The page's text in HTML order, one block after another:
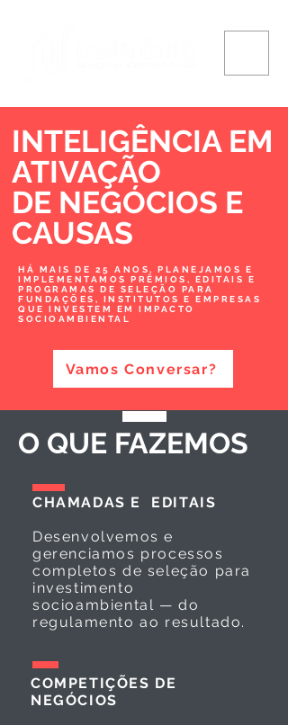
INTELIGÊNCIA EM
ATIVAÇÃO
DE NEGÓCIOS E
CAUSAS
HÁ MAIS DE 25 ANOS, PLANEJAMOS E
IMPLEMENTAMOS PRÊMIOS, EDITAIS E
PROGRAMAS DE SELEÇÃO PARA
FUNDAÇÕES, INSTITUTOS E EMPRESAS
QUE INVESTEM EM IMPACTO
SOCIOAMBIENTAL
Vamos Conversar?
O QUE FAZEMOS
CHAMADAS E EDITAIS
Desenvolvemos e
gerenciamos processos
completos de seleção para
investimento
socioambiental — do
regulamento ao resultado.
COMPETIÇÕES DE
NEGÓCIOS